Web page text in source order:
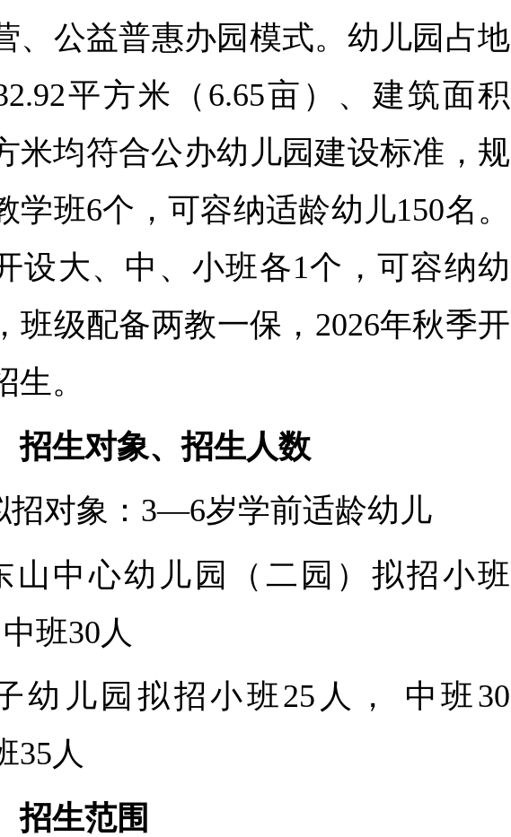
、公益普惠办园模式。幼儿园占地
平方米（6.65亩）、建筑面积
米均符合公办幼儿园建设标准，规
学班6个，可容纳适龄幼儿150名。
设大、中、小班各1个，可容纳幼
班级配备两教一保，2026年秋季开
生。
招生对象、招生人数
招对象：3—6岁学前适龄幼儿
山中心幼儿园（二园）拟招小班
班30人
幼儿园拟招小班25人， 中班30
35人
招生范围